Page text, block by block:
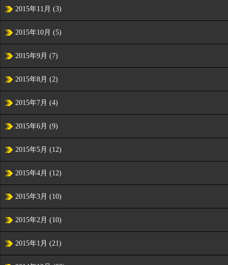
2015年11月 (3)
2015年10月 (5)
2015年9月 (7)
2015年8月 (2)
2015年7月 (4)
2015年6月 (9)
2015年5月 (12)
2015年4月 (12)
2015年3月 (10)
2015年2月 (10)
2015年1月 (21)